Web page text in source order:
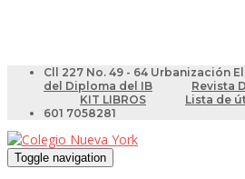
Cll 227 No. 49 - 64 Urbanización
del Diploma del IB
Revista
KIT LIBROS
Lista de
601 7058281
Toggle navigation